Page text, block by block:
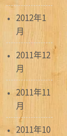
2012年1
月
2011年12
月
2011年11
月
2011年10